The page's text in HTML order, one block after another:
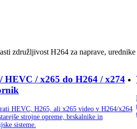
združljivost H264 za naprave,
HEVC / x265 do H264 / x274
HEVC, H265, ali x265 video v H264/x264
strojne opreme, brskalnike in
sisteme.